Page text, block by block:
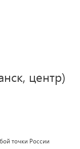
центр)
точки России